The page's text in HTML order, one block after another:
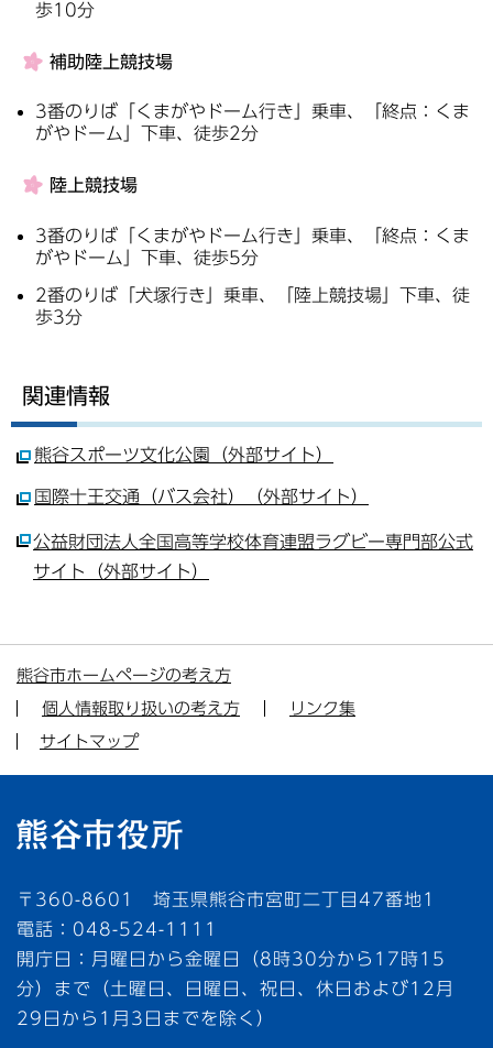
歩10分
補助陸上競技場
3番のりば「くまがやドーム行き」乗車、「終点：くま
がやドーム」下車、徒歩2分
陸上競技場
3番のりば「くまがやドーム行き」乗車、「終点：くま
がやドーム」下車、徒歩5分
2番のりば「犬塚行き」乗車、「陸上競技場」下車、徒
歩3分
関連情報
熊谷スポーツ文化公園（外部サイト）
国際十王交通（バス会社）（外部サイト）
公益財団法人全国高等学校体育連盟ラグビー専門部公式
サイト（外部サイト）
熊谷市ホームページの考え方
個人情報取り扱いの考え方
リンク集
サイトマップ
〒360-8601 埼玉県熊谷市宮町二丁目47番地1
電話：048-524-1111
開庁日：月曜日から金曜日（8時30分から17時15
分）まで（土曜日、日曜日、祝日、休日および12月
29日から1月3日までを除く）